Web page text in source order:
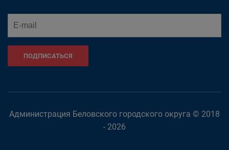
ПОДПИСАТЬСЯ
Администрация Беловского городского округа © 2018
- 2026